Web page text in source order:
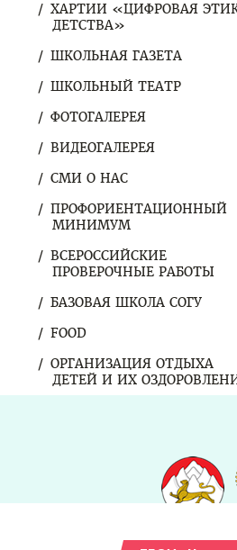
ХАРТИИ «ЦИФРОВАЯ
ДЕТСТВА»
ШКОЛЬНАЯ ГАЗЕТА
ШКОЛЬНЫЙ ТЕАТР
ФОТОГАЛЕРЕЯ
ВИДЕОГАЛЕРЕЯ
СМИ О НАС
ПРОФОРИЕНТАЦИОННЫЙ
МИНИМУМ
ВСЕРОССИЙСКИЕ
ПРОВЕРОЧНЫЕ РАБОТЫ
БАЗОВАЯ ШКОЛА СОГУ
FOOD
ОРГАНИЗАЦИЯ ОТДЫХА
ДЕТЕЙ И ИХ